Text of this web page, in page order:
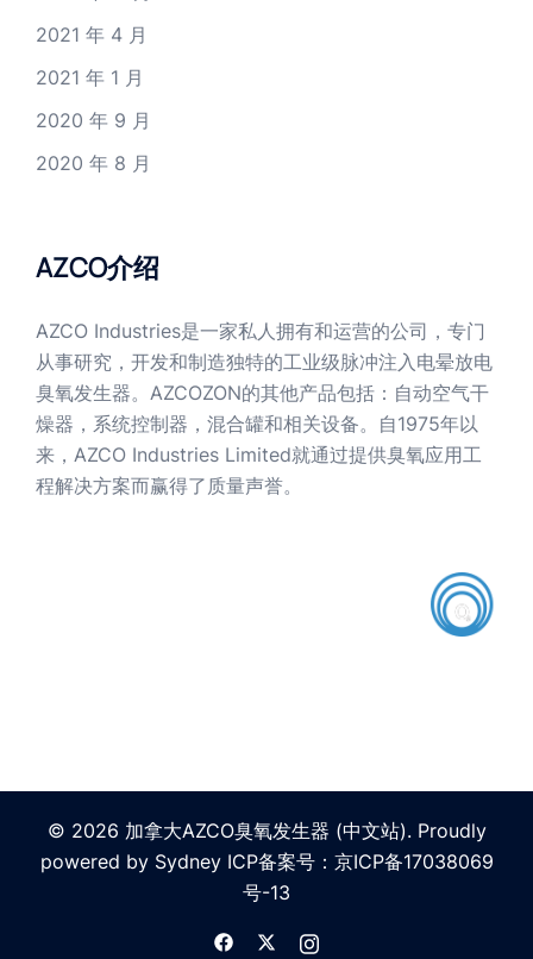
2021 年 4 月
2021 年 1 月
2020 年 9 月
2020 年 8 月
AZCO介绍
AZCO Industries是一家私人拥有和运营的公司，专门
从事研究，开发和制造独特的工业级脉冲注入电晕放电
臭氧发生器。AZCOZON的其他产品包括：自动空气干
燥器，系统控制器，混合罐和相关设备。自1975年以
来，AZCO Industries Limited就通过提供臭氧应用工
程解决方案而赢得了质量声誉。
© 2026 加拿大AZCO臭氧发生器 (中文站). Proudly
powered by SydneyICP备案号： 京ICP备17038069
号-13